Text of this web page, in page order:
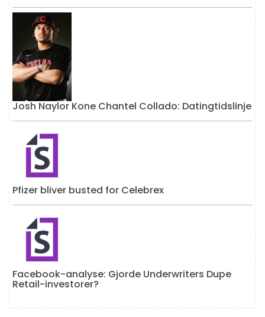
Josh Naylor Kone Chantel Collado: Datingtidslinje
Pfizer bliver busted for Celebrex
Facebook-analyse: Gjorde Underwriters Dupe
Retail-investorer?